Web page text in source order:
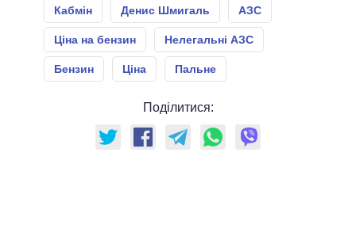
Кабмін Денис Шмигаль АЗС
Ціна на бензин Нелегальні АЗС
Бензин Ціна Пальне
Поділитися: